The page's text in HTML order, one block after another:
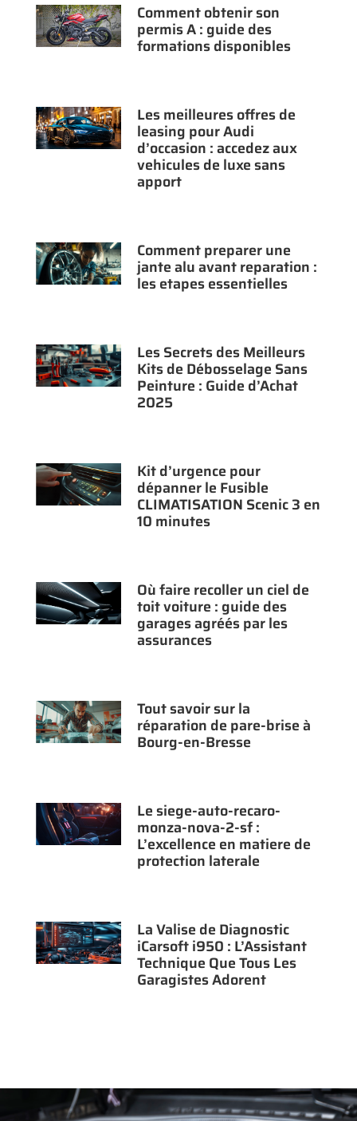
Comment obtenir son
permis A : guide des
formations disponibles
Les meilleures offres de
leasing pour Audi
d’occasion : accedez aux
vehicules de luxe sans
apport
Comment preparer une
jante alu avant reparation :
les etapes essentielles
Les Secrets des Meilleurs
Kits de Débosselage Sans
Peinture : Guide d’Achat
2025
Kit d’urgence pour
dépanner le Fusible
CLIMATISATION Scenic 3 en
10 minutes
Où faire recoller un ciel de
toit voiture : guide des
garages agréés par les
assurances
Tout savoir sur la
réparation de pare-brise à
Bourg-en-Bresse
Le siege-auto-recaro-
monza-nova-2-sf :
L’excellence en matiere de
protection laterale
La Valise de Diagnostic
iCarsoft i950 : L’Assistant
Technique Que Tous Les
Garagistes Adorent